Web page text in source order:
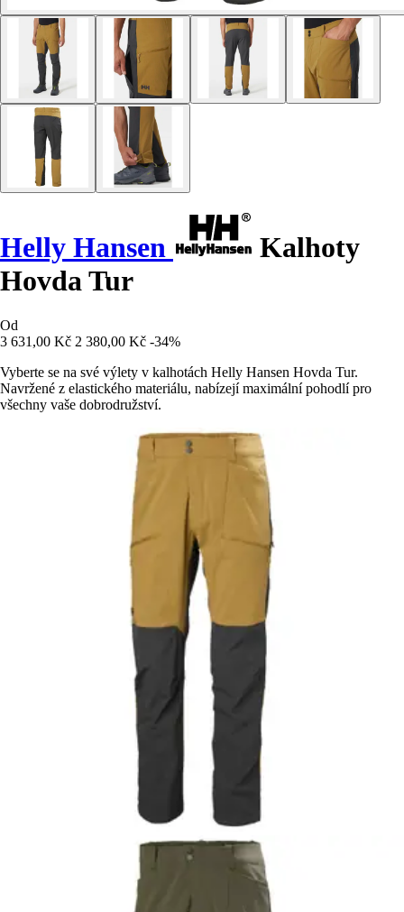
Helly Hansen
Kalhoty
Hovda Tur
Od
3 631,00 Kč 2 380,00 Kč -34%
Vyberte se na své výlety v kalhotách Helly Hansen Hovda Tur.
Navržené z elastického materiálu, nabízejí maximální pohodlí pro
všechny vaše dobrodružství.